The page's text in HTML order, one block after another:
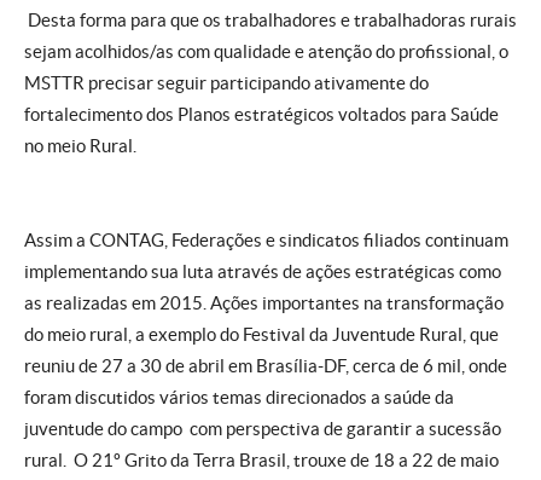
Desta forma para que os trabalhadores e trabalhadoras rurais
sejam acolhidos/as com qualidade e atenção do profissional, o
MSTTR precisar seguir participando ativamente do
fortalecimento dos Planos estratégicos voltados para Saúde
no meio Rural.
Assim a CONTAG, Federações e sindicatos filiados continuam
implementando sua luta através de ações estratégicas como
as realizadas em 2015. Ações importantes na transformação
do meio rural, a exemplo do Festival da Juventude Rural, que
reuniu de 27 a 30 de abril em Brasília-DF, cerca de 6 mil, onde
foram discutidos vários temas direcionados a saúde da
juventude do campo com perspectiva de garantir a sucessão
rural. O 21º Grito da Terra Brasil, trouxe de 18 a 22 de maio